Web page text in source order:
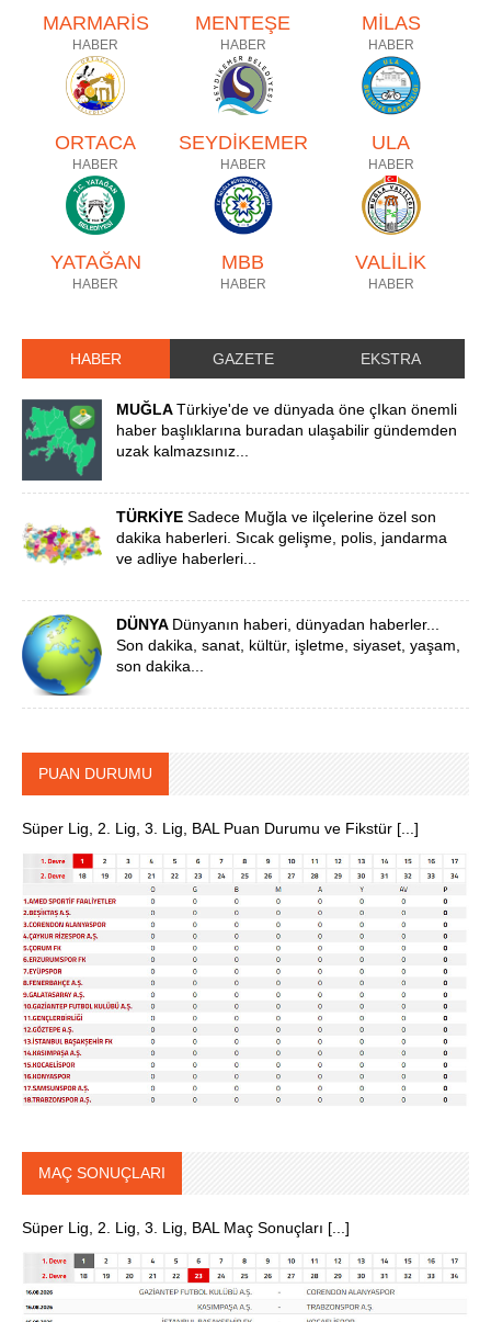
MARMARİS
HABER
MENTEŞE
HABER
MİLAS
HABER
ORTACA
HABER
SEYDİKEMER
HABER
ULA
HABER
YATAĞAN
HABER
MBB
HABER
VALİLİK
HABER
HABER GAZETE EKSTRA
MUĞLATürkiye'de ve dünyada öne çIkan önemli
haber başlıklarına buradan ulaşabilir gündemden
uzak kalmazsınız...
TÜRKİYESadece Muğla ve ilçelerine özel son
dakika haberleri. Sıcak gelişme, polis, jandarma
ve adliye haberleri...
DÜNYA Dünyanın haberi, dünyadan haberler...
Son dakika, sanat, kültür, işletme, siyaset, yaşam,
son dakika...
PUAN DURUMU
Süper Lig, 2. Lig, 3. Lig, BAL Puan Durumu ve Fikstür [...]
MAÇ SONUÇLARI
Süper Lig, 2. Lig, 3. Lig, BAL Maç Sonuçları [...]